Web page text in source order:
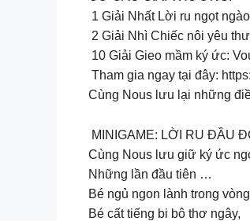
1 Giải Nhất Lời ru ngọt
2 Giải Nhì Chiếc nôi yêu
10 Giải Gieo mầm ký ức:
Tham gia ngay tại đây:
Cùng Nous lưu lại những
MINIGAME: LỜI RU ĐẦU
Cùng Nous lưu giữ ký ức
Những lần đầu tiên …
Bé ngủ ngon lành trong
Bé cất tiếng bi bô thơ ngây,